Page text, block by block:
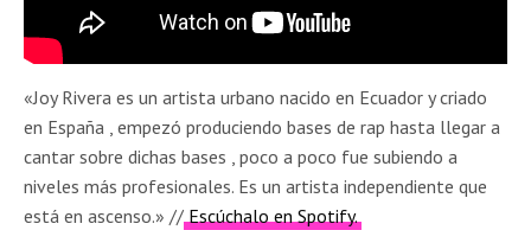
«Joy Rivera es un artista urbano nacido en Ecuador y criado
en España , empezó produciendo bases de rap hasta llegar a
cantar sobre dichas bases , poco a poco fue subiendo a
niveles más profesionales. Es un artista independiente que
está en ascenso.» //Escúchalo en Spotify.